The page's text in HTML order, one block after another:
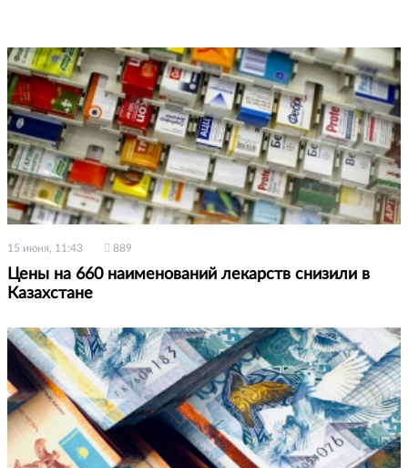
15 июня, 11:43 889
Цены на 660 наименований лекарств снизили в
Казахстане